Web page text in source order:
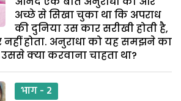
अच्छे से सिखा चुका था कि अपराध
की दुनिया उस कार सरीखी होती है,
नहीं होता. अनुराधा को यह समझने का
क्या करवाना चाहता था?
भाग - 2